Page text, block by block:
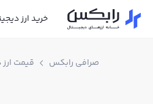
خرید ارز
صرافی رابکس قیمت ارز